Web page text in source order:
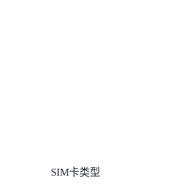
SIM卡类型